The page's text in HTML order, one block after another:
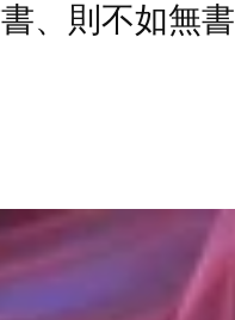
、則不如無書